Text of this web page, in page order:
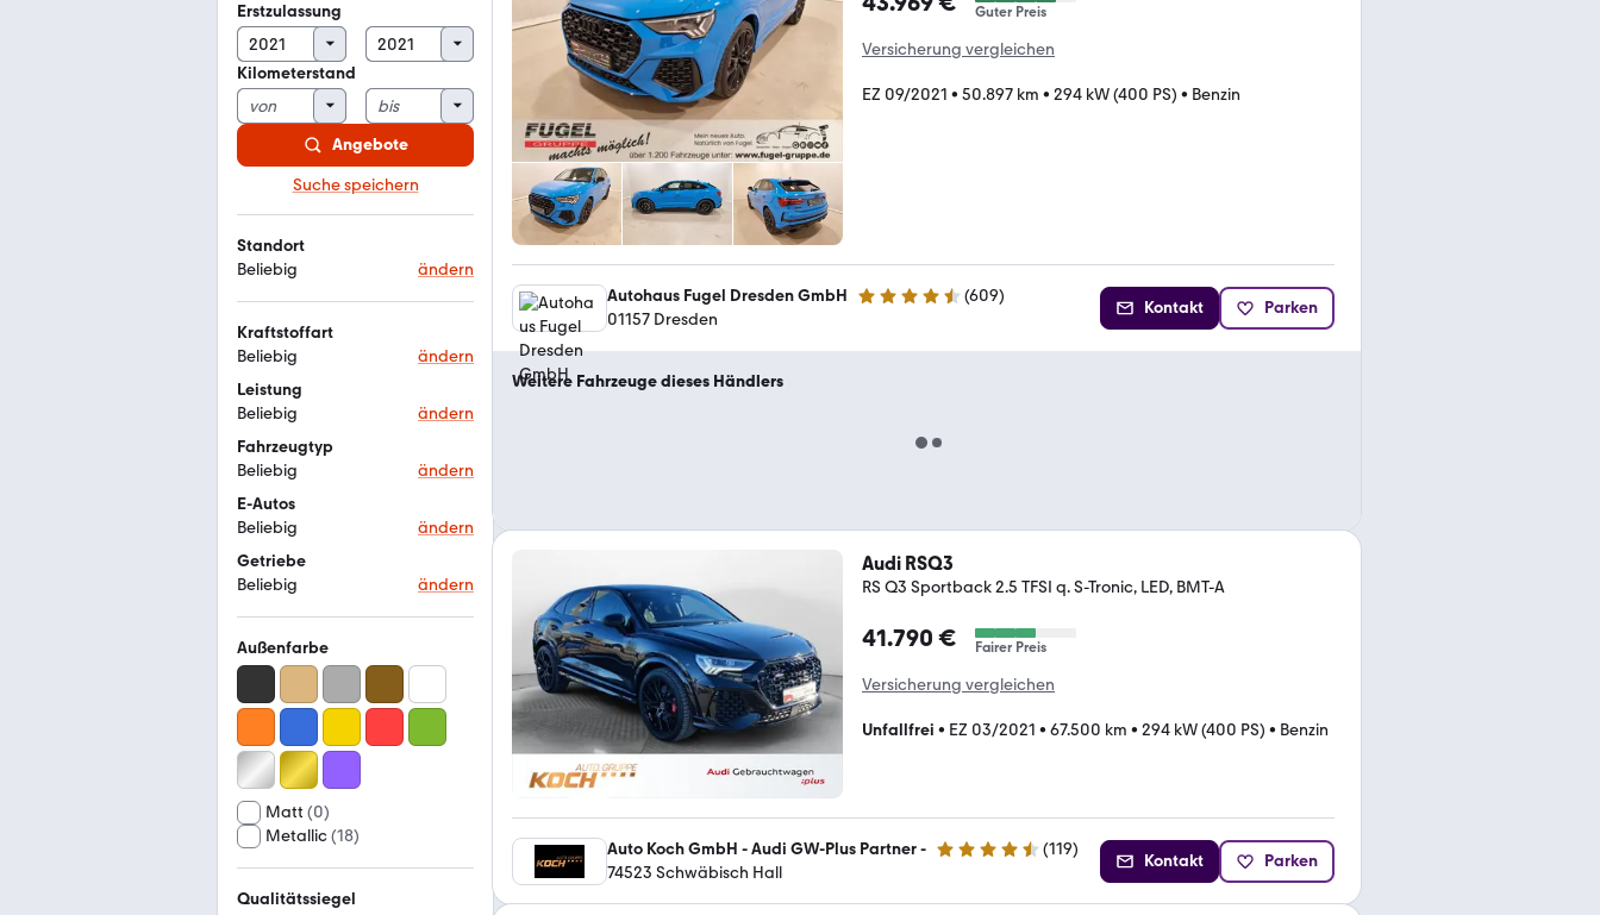
Erstzulassung
Kilometerstand
Angebote
Suche speichern
Standort
Beliebig
ändern
Kraftstoffart
Beliebig
ändern
Leistung
Beliebig
ändern
Fahrzeugtyp
Beliebig
ändern
E-Autos
Beliebig
ändern
Getriebe
Beliebig
ändern
Außenfarbe
Matt (0)
Metallic(18)
Qualitätssiegel
Guter Preis
Versicherung vergleichen
EZ 09/2021 • 50.897 km • 294 kW (400 PS) • Benzin
Autohaus Fugel Dresden GmbH 4.6 Sterne (609)
01157 Dresden
Kontakt Parken
Weitere Fahrzeuge dieses Händlers
Audi RSQ3
RS Q3 Sportback 2.5 TFSI q. S-Tronic, LED, BMT-A
41.790 € Fairer Preis
Versicherung vergleichen
Unfallfrei • EZ 03/2021 • 67.500 km • 294 kW (400 PS) • Benzin
Auto Koch GmbH - Audi GW-Plus Partner - 4.5 Sterne (119)
74523 Schwäbisch Hall
Kontakt Parken